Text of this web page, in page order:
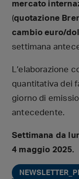
mercato
(quotazione
cambio euro/
settimana
L’elaborazione
quantitativa dei
giorno di
antecedente.
Settimana da
4 maggio 2025.